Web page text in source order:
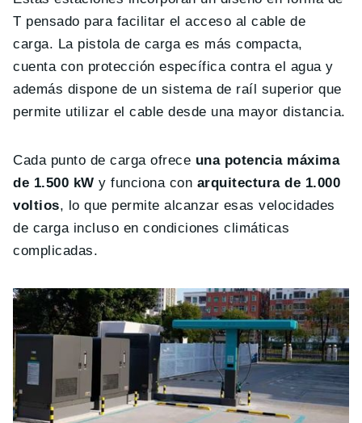
T pensado para facilitar el acceso al cable de
carga. La pistola de carga es más compacta,
cuenta con protección específica contra el agua y
además dispone de un sistema de raíl superior que
permite utilizar el cable desde una mayor distancia.
Cada punto de carga ofrece una potencia máxima
de 1.500 kW y funciona con arquitectura de 1.000
voltios, lo que permite alcanzar esas velocidades
de carga incluso en condiciones climáticas
complicadas.